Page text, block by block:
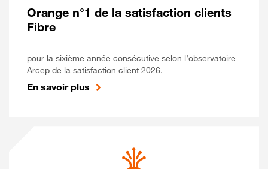
Orange n°1 de la satisfaction clients
Fibre
pour la sixième année consécutive selon l’observatoire
Arcep de la satisfaction client 2026.
En savoir plus